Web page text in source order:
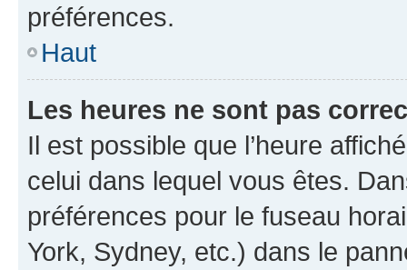
préférences.
Haut
Les heures ne sont pas
Il est possible que l’heure
celui dans lequel vous êtes.
préférences pour le fuseau
York, Sydney, etc.) dans le